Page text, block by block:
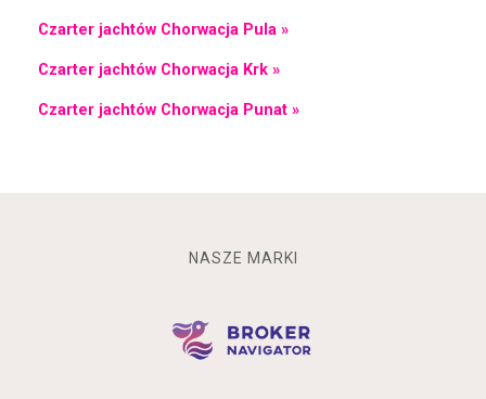
Czarter jachtów Chorwacja Pula »
Czarter jachtów Chorwacja Krk »
Czarter jachtów Chorwacja Punat »
NASZE MARKI